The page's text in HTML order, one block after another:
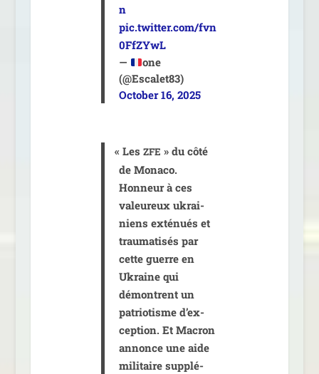
n
pic.twitter.com/fvn
0FfZYwL
—
one
(@Escalet83)
October 16, 2025
« LesZFE » du côté
de Monaco.
Honneur à ces
valeu­reux ukrai­
niens exté­nués et
trau­ma­ti­sés par
cette guerre en
Ukraine qui
démontrent un
patrio­tisme d’ex­
cep­tion. Et Macron
annonce une aide
mili­taire sup­plé­